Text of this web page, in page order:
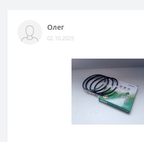
Олег
02.10.2025